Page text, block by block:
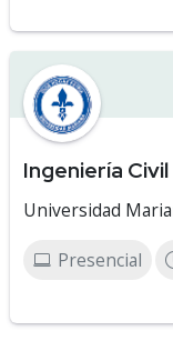
Ingeniería Civil
Universidad
Presencial